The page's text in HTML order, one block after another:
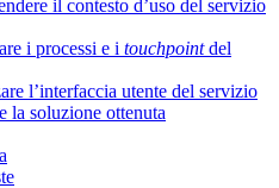
il contesto d’uso del servizio
i processi e i touchpointdel
l’interfaccia utente del servizio
la soluzione ottenuta